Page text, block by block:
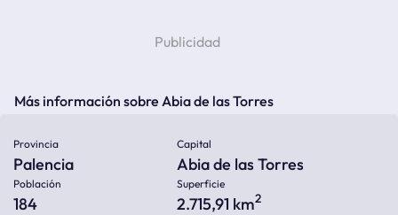
Más información sobre Abia de las Torres
Provincia
Palencia
Capital
Abia de las Torres
Población
184
Superficie
2.715,91 km2